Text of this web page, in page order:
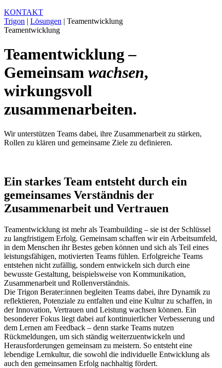
KONTAKT
Trigon | Lösungen | Teamentwicklung
Teamentwicklung
Teamentwicklung –
Gemeinsam wachsen,
wirkungsvoll
zusammenarbeiten.
Wir unterstützen Teams dabei, ihre Zusammenarbeit zu stärken,
Rollen zu klären und gemeinsame Ziele zu definieren.
Ein starkes Team entsteht durch ein
gemeinsames Verständnis der
Zusammenarbeit und Vertrauen
Teamentwicklung ist mehr als Teambuilding – sie ist der Schlüssel
zu langfristigem Erfolg. Gemeinsam schaffen wir ein Arbeitsumfeld,
in dem Menschen ihr Bestes geben können und sich als Teil eines
leistungsfähigen, motivierten Teams fühlen. Erfolgreiche Teams
entstehen nicht zufällig, sondern entwickeln sich durch eine
bewusste Gestaltung, beispielsweise von Kommunikation,
Zusammenarbeit und Rollenverständnis.
Die Trigon Berater:innen begleiten Teams dabei, ihre Dynamik zu
reflektieren, Potenziale zu entfalten und eine Kultur zu schaffen, in
der Innovation, Vertrauen und Leistung wachsen können. Ein
besonderer Fokus liegt dabei auf kontinuierlicher Verbesserung und
dem Lernen am Feedback – denn starke Teams nutzen
Rückmeldungen, um sich ständig weiterzuentwickeln und
Herausforderungen gemeinsam zu meistern. So entsteht eine
lebendige Lernkultur, die sowohl die individuelle Entwicklung als
auch den gemeinsamen Erfolg nachhaltig fördert.